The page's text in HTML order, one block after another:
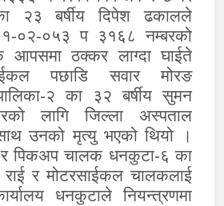
२३ बर्षीय दिपेश ढकालले
०२-०५३ प ३१६८ नम्बरको
आपसमा ठक्कर लाग्दा घाईते
पछाडि सवार मोरङ
२ का ३२ बर्षीय सुमन
लागि जिल्ला अस्पताल
उनको मृत्यु भएको थियो ।
र पिकअप चालक धनकुटा-६ का
राई र मोटरसाईकल चालकलाई
धनकुटाले नियन्त्रणमा